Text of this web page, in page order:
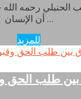
الحنبلي رحمه الله
أن الإنسان …
للمزيد
بين طلب الحق